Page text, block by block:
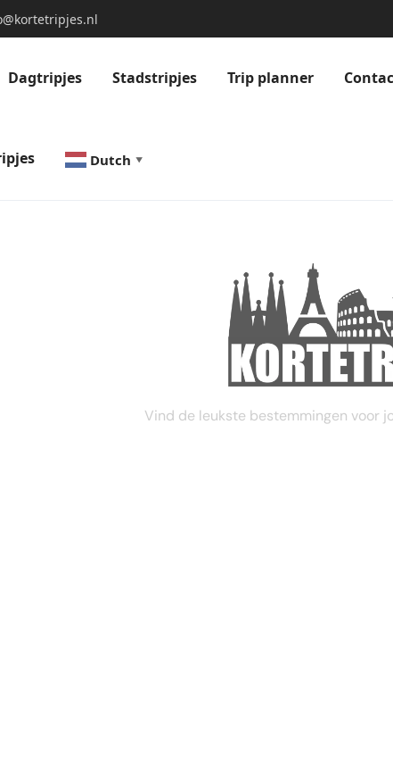
Dagtripjes Stadstripjes Trip planner
Dutch ▼
STEL JE
Vind de leukste bestemmingen voor